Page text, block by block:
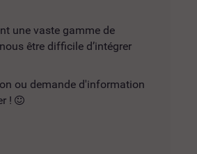
une vaste gamme de
être difficile d’intégrer
ou demande d'information
!